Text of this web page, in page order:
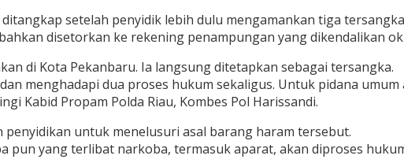
setelah penyidik lebih dulu mengamankan tiga
disetorkan ke rekening penampungan yang dikendalikan
di Kota Pekanbaru. Ia langsung ditetapkan sebagai tersangka.
menghadapi dua proses hukum sekaligus. Untuk pidana
Kabid Propam Polda Riau, Kombes Pol Harissandi.
untuk menelusuri asal barang haram tersebut.
pun yang terlibat narkoba, termasuk aparat, akan diproses